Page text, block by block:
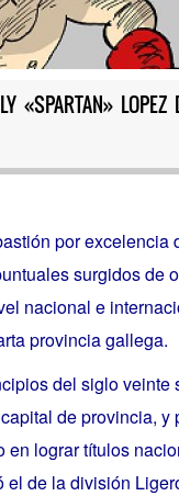
«SPARTAN»
por
surgidos de
nacional e
provincia gallega.
del siglo
de provincia,
lograr títulos
de la división